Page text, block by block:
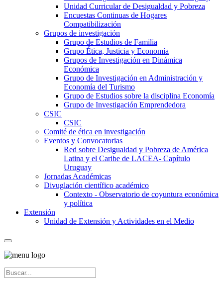
Unidad Curricular de Desigualdad y Pobreza
Encuestas Continuas de Hogares
Compatibilización
Grupos de investigación
Grupo de Estudios de Familia
Grupo Ética, Justicia y Economía
Grupos de Investigación en Dinámica
Económica
Grupo de Investigación en Administración y
Economía del Turismo
Grupo de Estudios sobre la disciplina Economía
Grupo de Investigación Emprendedora
CSIC
CSIC
Comité de ética en investigación
Eventos y Convocatorias
Red sobre Desigualdad y Pobreza de América
Latina y el Caribe de LACEA- Capítulo
Uruguay
Jornadas Académicas
Divuglación científico académico
Contexto - Observatorio de coyuntura económica
y política
Extensión
Unidad de Extensión y Actividades en el Medio